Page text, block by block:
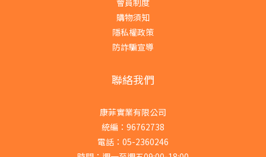
會員制度
購物須知
隱私權政策
防詐騙宣導
聯絡我們
康菲實業有限公司
統編：96762738
電話：05-2360246